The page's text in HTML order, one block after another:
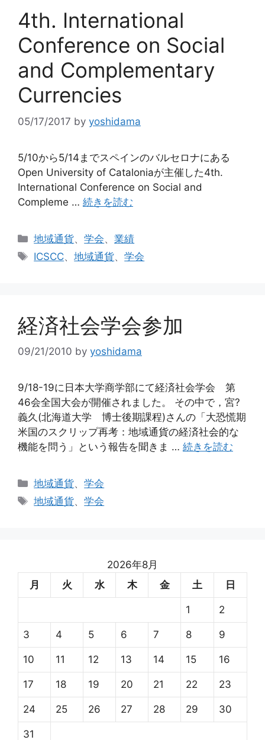
4th. International
Conference on Social
and Complementary
Currencies
05/17/2017 by yoshidama
5/10から5/14までスペインのバルセロナにある
Open University of Cataloniaが主催した4th.
International Conference on Social and
Compleme … 続きを読む
カ
テ
地域通貨、学会、業績
タ
ICSCC、地域通貨、学会
経済社会学会参加
09/21/2010 by yoshidama
9/18-19に日本大学商学部にて経済社会学会 第
46会全国大会が開催されました。 その中で，宮?
義久(北海道大学 博士後期課程)さんの「大恐慌期
米国のスクリップ再考：地域通貨の経済社会的な
機能を問う」という報告を聞きま … 続きを読む
カ
テ
地域通貨、学会
タ
地域通貨、学会
2026年8月
月
火 水 木 金 土 日
1 2
3 4 5 6 7 8 9
10 11 12 13 14 15 16
17 18 19 20 21 22 23
24 25 26 27 28 29 30
31